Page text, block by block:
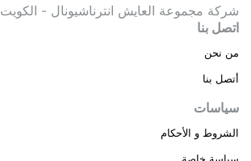
شركة مجموعة العايش انترناشيونال - الكويت
اتصل بنا
من نحن
أتصل بنا
سياسات
الشروط و الأحكام